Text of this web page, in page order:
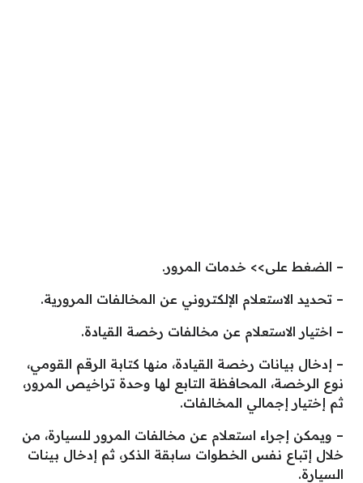
– الضغط على>> خدمات المرور.
– تحديد الاستعلام الإلكتروني عن المخالفات المرورية.
– اختيار الاستعلام عن مخالفات رخصة القيادة.
– إدخال بيانات رخصة القيادة، منها كتابة الرقم القومي،
نوع الرخصة، المحافظة التابع لها وحدة تراخيص المرور،
ثم إختيار إجمالي المخالفات.
– ويمكن إجراء استعلام عن مخالفات المرور للسيارة، من
خلال إتباع نفس الخطوات سابقة الذكر، ثم إدخال بينات
السيارة.